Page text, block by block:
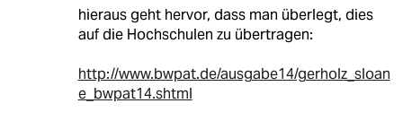
hieraus geht hervor, dass man überlegt, dies
auf die Hochschulen zu übertragen:
http://www.bwpat.de/ausgabe14/gerholz_sloan
e_bwpat14.shtml